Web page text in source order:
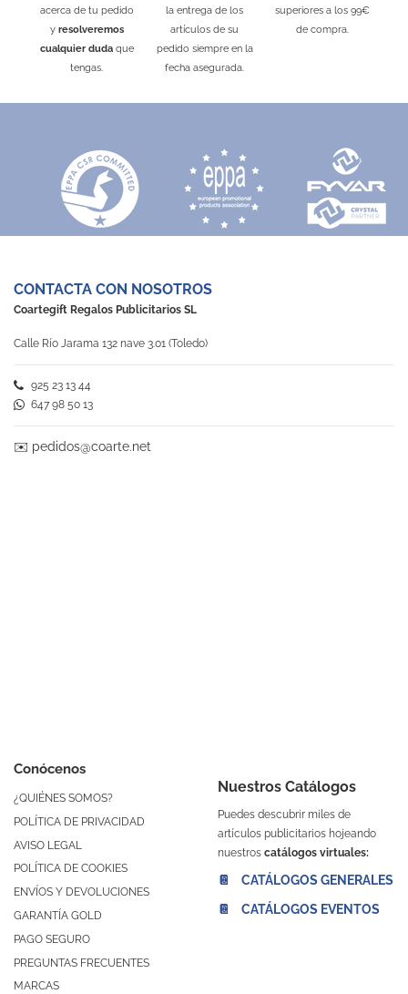
acerca de tu pedido
y resolveremos
cualquier dudaque
tengas.
la entrega de los
artículos de su
pedido siempre en la
fecha asegurada.
superiores a los 99€
de compra.
Conócenos
¿QUIÉNES SOMOS?
POLÍTICA DE PRIVACIDAD
AVISO LEGAL
POLÍTICA DE COOKIES
ENVÍOS Y DEVOLUCIONES
GARANTÍA GOLD
PAGO SEGURO
PREGUNTAS FRECUENTES
MARCAS
Nuestros Catálogos
Puedes descubrir miles de
artículos publicitarios hojeando
nuestros catálogos virtuales:
📔 CATÁLOGOS GENERALES
📔 CATÁLOGOS EVENTOS
CONTACTA CON NOSOTROS
Coartegift Regalos Publicitarios SL
Calle Río Jarama 132 nave 3.01 (Toledo)
925 23 13 44
647 98 50 13
✉️ pedidos@coarte.net